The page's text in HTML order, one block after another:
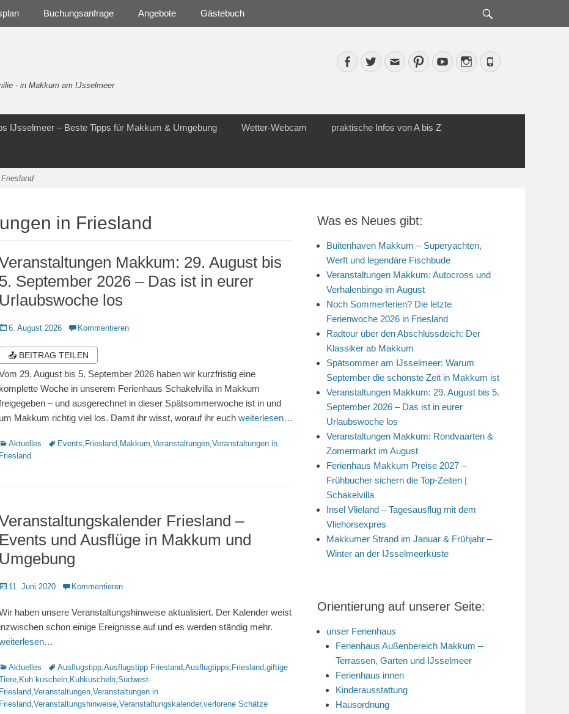
Buchungsanfrage Angebote Gästebuch
- in Makkum am IJsselmeer
Facebook
TwitterEmailPinterestYouTubeInstagram
Phone
IJsselmeer – Beste Tipps für Makkum & Umgebung Wetter-Webcam praktische Infos von A bis Z
in Friesland
Makkum: 29. August bis
5. September 2026 – Das ist in eurer
Urlaubswoche los
Veröffentlicht
6. August 2026 Kommentieren
📤 BEITRAG TEILEN
29. August bis 5. September 2026 haben wir kurzfristig eine
komplette Woche in unserem Ferienhaus Schakelvilla in Makkum
– und ausgerechnet in dieser Spätsommerwoche ist in und
um Makkum richtig viel los. Damit ihr wisst, worauf ihr euch weiterlesen…
Kategorien
Aktuelles Schlagworte
Events, Friesland, Makkum,Veranstaltungen,Veranstaltungen in
Friesland
Friesland –
Events und Ausflüge in Makkum und
Umgebung
Veröffentlicht
11. Juni 2020 Kommentieren
haben unsere Veranstaltungshinweise aktualisiert. Der Kalender weist
inzwischen schon einige Ereignisse auf und es werden ständig mehr.
Kategorien
Aktuelles Schlagworte
Ausflugstipp,Ausflugstipp Friesland,Ausflugtipps, Friesland,giftige
, Kuh kuscheln, Kuhkuscheln,Südwest-
Friesland,Veranstaltungen,Veranstaltungen in
Friesland,Veranstaltungshinweise,Veranstaltungskalender,verlorene Schätze
Was es Neues gibt:
Buitenhaven Makkum – Superyachten,
Werft und legendäre Fischbude
Veranstaltungen Makkum: Autocross und
Verhalenbingo im August
Noch Sommerferien? Die letzte
Ferienwoche 2026 in Friesland
Radtour über den Abschlussdeich: Der
Klassiker ab Makkum
Spätsommer am IJsselmeer: Warum
September die schönste Zeit in Makkum ist
Veranstaltungen Makkum: 29. August bis 5.
September 2026 – Das ist in eurer
Urlaubswoche los
Veranstaltungen Makkum: Rondvaarten &
Zomermarkt im August
Ferienhaus Makkum Preise 2027 –
Frühbucher sichern die Top-Zeiten |
Schakelvilla
Insel Vlieland – Tagesausflug mit dem
Vliehorsexpres
Makkumer Strand im Januar & Frühjahr –
Winter an der IJsselmeerküste
Orientierung auf unserer Seite:
unser Ferienhaus
Ferienhaus Außenbereich Makkum –
Terrassen, Garten und IJsselmeer
Ferienhaus innen
Kinderausstattung
Hausordnung